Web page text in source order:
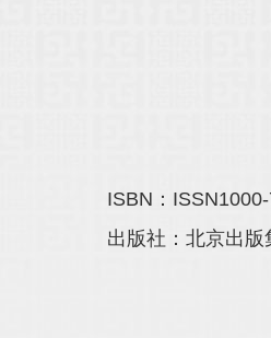
ISBN：
出版社：北京出版